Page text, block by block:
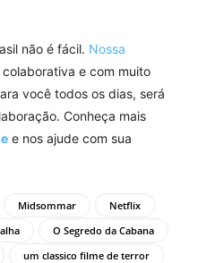
não é fácil. Nossa
e com muito
você todos os dias, será
Conheça mais
e nos ajude com sua
Midsommar
Netflix
O Segredo da Cabana
um classico filme de terror